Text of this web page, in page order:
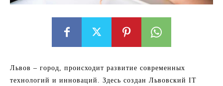
Львов – город, происходит развитие современных
технологий и инноваций. Здесь создан Львовский ІТ